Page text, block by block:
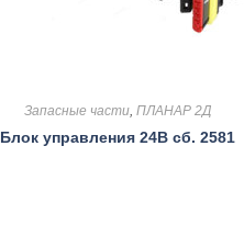
Запасные части ,ПЛАНАР 2Д
Блок управления 24В сб. 2581